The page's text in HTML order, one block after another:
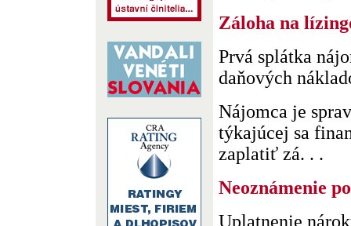
Záloha na
Prvá splátka
daňových
Nájomca je
týkajúcej sa
zaplatiť zá. . .
Neoznámenie
Uplatnenie